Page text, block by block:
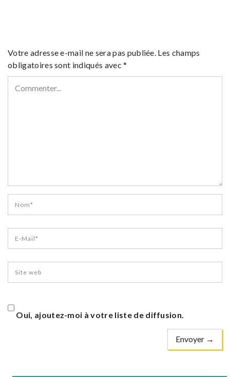
Votre adresse e-mail ne sera pas publiée. Les champs
obligatoires sont indiqués avec*
Oui, ajoutez-moi à votre liste de diffusion.